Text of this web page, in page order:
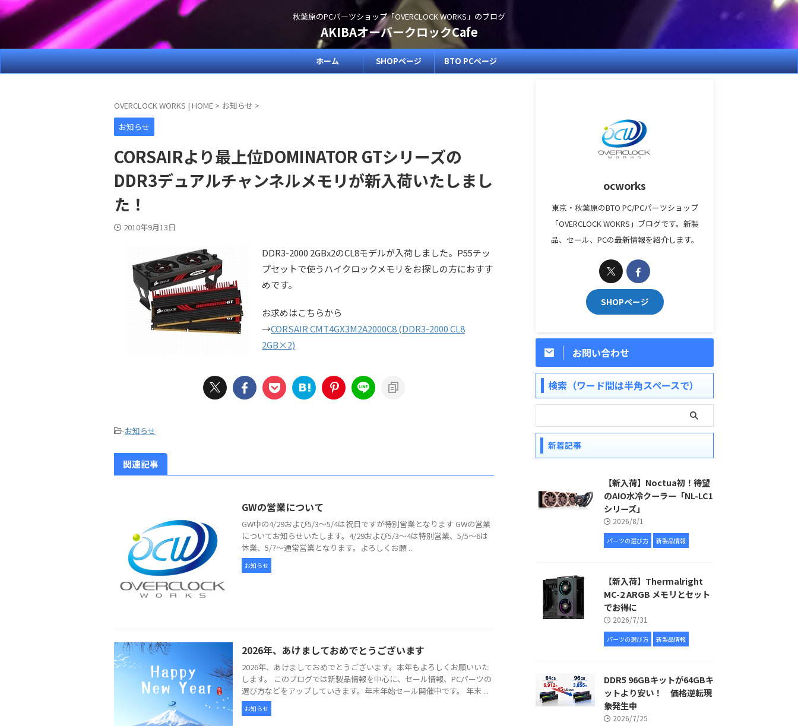
秋葉原のPCパーツショップ「OVERCLOCK WORKS」のブログ
AKIBAオーバークロックCafe
ホーム SHOPページ BTO PCページ
OVERCLOCK WORKS | HOME > お知らせ >
お知らせ
CORSAIRより最上位DOMINATOR GTシリーズの
DDR3デュアルチャンネルメモリが新入荷いたしまし
た！
2010年9月13日
DDR3-2000 2GBx2のCL8モデルが入荷しました。P55チッ
プセットで使うハイクロックメモリをお探しの方におすす
めです。
お求めはこちらから
→CORSAIR CMT4GX3M2A2000C8 (DDR3-2000 CL8
2GB×2)
-お知らせ
関連記事
GWの営業について
GW中の4/29および5/3～5/4は祝日ですが特別営業となります GWの営業
についてお知らせいたします。4/29および5/3～4は特別営業、5/5～6は
休業、5/7～通常営業となります。よろしくお願 ...
お知らせ
2026年、あけましておめでとうございます
2026年、あけましておめでとうございます。本年もよろしくお願いいた
します。 このブログでは新製品情報を中心に、セール情報、PCパーツの
選び方などをアップしていきます。年末年始セール開催中です。 年末 ...
お知らせ
ocworks
東京・秋葉原のBTO PC/PCパーツショップ
「OVERCLOCK WOKRS」ブログです。新製
品、セール、PCの最新情報を紹介します。
SHOPページ
お問い合わせ
検索（ワード間は半角スペースで）
新着記事
【新入荷】Noctua初！待望
のAIO水冷クーラー「NL-LC1
シリーズ」
2026/8/1
パーツの選び方 新製品情報
【新入荷】Thermalright
MC-2 ARGB メモリとセット
でお得に
2026/7/31
パーツの選び方 新製品情報
DDR5 96GBキットが64GBキ
ットより安い！ 価格逆転現
象発生中
2026/7/25